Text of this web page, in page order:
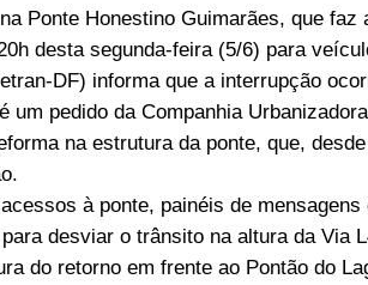
Ponte Honestino Guimarães, que
desta segunda-feira (5/6) para
DF) informa que a interrupção
um pedido da Companhia
na estrutura da ponte, que,
à ponte, painéis de
desviar o trânsito na altura da Via
do retorno em frente ao Pontão do